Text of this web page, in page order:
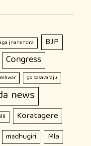
jnanendra BJP
Congress
gs basavaraju
news
Koratagere
madhugiri Mla